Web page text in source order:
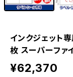
インクジェット
枚 スーパーファ
¥62,370